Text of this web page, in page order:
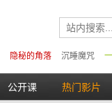
沉睡魔咒
隐秘的角落
公开课 热门影片